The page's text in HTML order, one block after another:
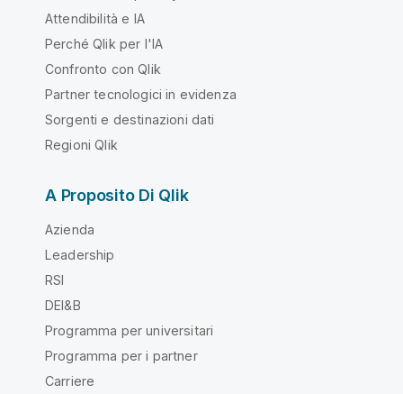
Attendibilità e IA
Perché Qlik per l'IA
Confronto con Qlik
Partner tecnologici in evidenza
Sorgenti e destinazioni dati
Regioni Qlik
A Proposito Di Qlik
Azienda
Leadership
RSI
DEI&B
Programma per universitari
Programma per i partner
Carriere